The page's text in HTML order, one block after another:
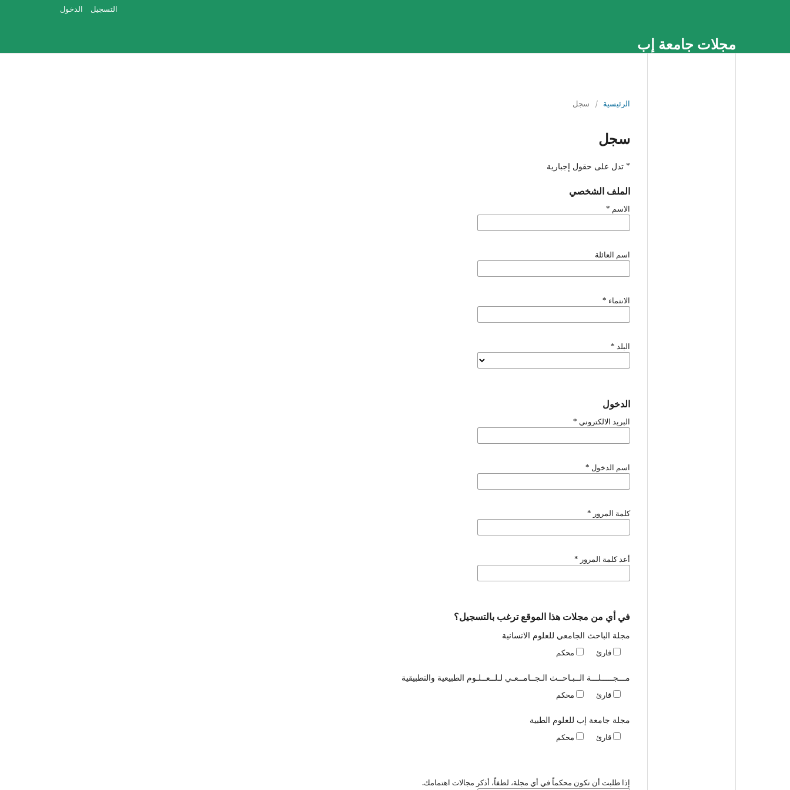
مجلات جامعة إب
التسجيل الدخول
الرئيسية / سجل
سجل
* تدل على حقول إجبارية
الملف الشخصي
الاسم *
اسم العائلة
الانتماء *
البلد *
الدخول
البريد الالكتروني *
اسم الدخول *
كلمة المرور *
أعد كلمة المرور *
في أي من مجلات هذا الموقع ترغب بالتسجيل؟
مجلة الباحث الجامعي للعلوم الانسانية
قارئ محكم
مـــجـــــلـــة الــبـاحــث الـجــامــعـي لـلــعــلـوم الطبيعية والتطبيقية
قارئ محكم
مجلة جامعة إب للعلوم الطبية
قارئ محكم
إذا طلبت أن تكون محكماً في أي مجلة، لطفاً، أذكر مجالات اهتمامك.